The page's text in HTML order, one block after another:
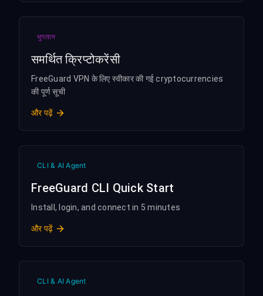
भुगतान
समर्थित क्रिप्टोकरेंसी
FreeGuard VPN के लिए स्वीकार की गई cryptocurrencies
की पूर्ण सूची
और पढ़ें
CLI & AI Agent
FreeGuard CLI Quick Start
Install, login, and connect in 5 minutes
और पढ़ें
CLI & AI Agent